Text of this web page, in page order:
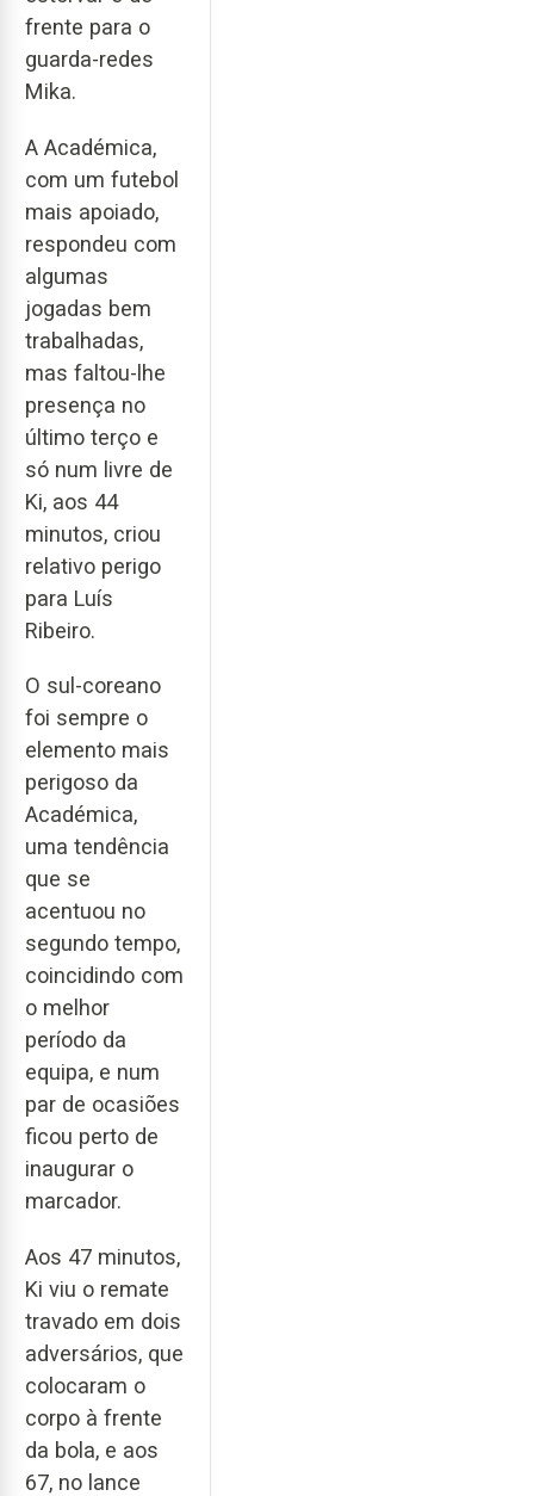
frente para o
guarda-redes
Mika.
A Académica,
com um futebol
mais apoiado,
respondeu com
algumas
jogadas bem
trabalhadas,
mas faltou-lhe
presença no
último terço e
só num livre de
Ki, aos 44
minutos, criou
relativo perigo
para Luís
Ribeiro.
O sul-coreano
foi sempre o
elemento mais
perigoso da
Académica,
uma tendência
que se
acentuou no
segundo tempo,
coincidindo com
o melhor
período da
equipa, e num
par de ocasiões
ficou perto de
inaugurar o
marcador.
Aos 47 minutos,
Ki viu o remate
travado em dois
adversários, que
colocaram o
corpo à frente
da bola, e aos
67, no lance